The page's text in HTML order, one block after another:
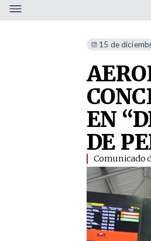
15 de
EN
DE
Comunicado